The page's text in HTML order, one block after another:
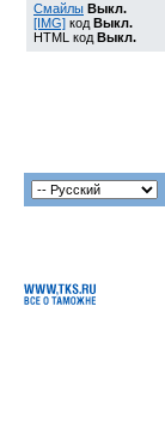
Смайлы Выкл.
[IMG] код Выкл.
HTML код Выкл.